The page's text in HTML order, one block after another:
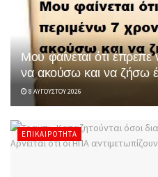
Μου φαίνεται ότι έπρεπε
να ακούσω και να ζήσω
8 ΑΥΓΟΎΣΤΟΥ 2026
ΕΠΙΚΑΙΡΌΤΗΤΑ